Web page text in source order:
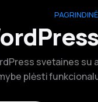
svetaines
plėsti